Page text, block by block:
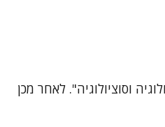
וסוציולוגיה". לאחר מכן